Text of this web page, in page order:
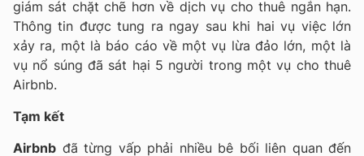
giám sát chặt chẽ hơn về dịch vụ cho thuê ngắn hạn.
Thông tin được tung ra ngay sau khi hai vụ việc lớn
xảy ra, một là báo cáo về một vụ lừa đảo lớn, một là
vụ nổ súng đã sát hại 5 người trong một vụ cho thuê
Airbnb.
Tạm kết
Airbnb đã từng vấp phải nhiều bê bối liên quan đến